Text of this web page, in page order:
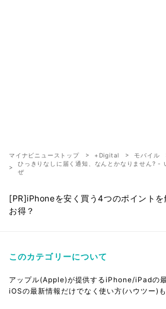
マイナビニューストップ +Digital モバイル
ひっきりなしに届く通知、なんとかなりません? -
ぜ
[PR]iPhoneを安く買う4つのポイント
お得？
このカテゴリーについて
アップル(Apple)が提供するiPhone/iPadの最
iOSの最新情報だけでなく使い方(ハウツー)も